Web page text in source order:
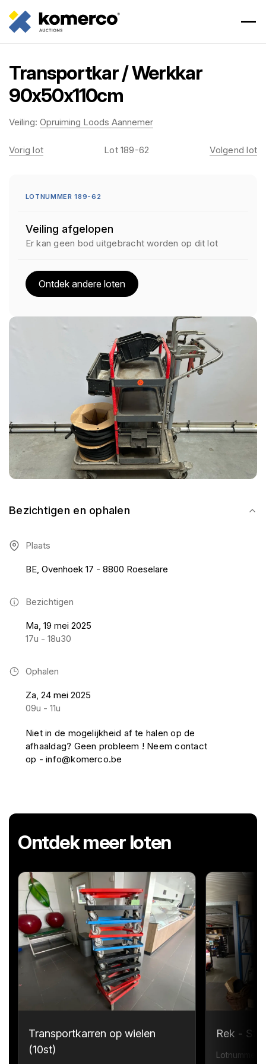
Transportkar / Werkkar
90x50x110cm
Veiling: Opruiming Loods Aannemer
Bezichtigen en ophalen
Plaats
BE, Ovenhoek 17 - 8800 Roeselare
Bezichtigen
Ma, 19 mei 2025
17u - 18u30
Ophalen
Za, 24 mei 2025
09u - 11u
Niet in de mogelijkheid af te halen op de
afhaaldag? Geen probleem ! Neem contact
op - info@komerco.be
Vorig lot Lot 189-62 Volgend lot
LOTNUMMER 189-62
Veiling afgelopen
Er kan geen bod uitgebracht worden op dit lot
Ontdek andere loten
Ontdek meer loten
Transportkarren op wielen
(10st)
Rek -
Lotnummer